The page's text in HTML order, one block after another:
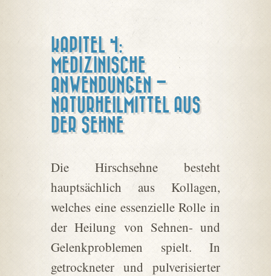
KAPITEL 4:
MEDIZINISCHE
ANWENDUNGEN –
NATURHEILMITTEL AUS
DER SEHNE
Die Hirschsehne besteht
hauptsächlich aus Kollagen,
welches eine essenzielle Rolle in
der Heilung von Sehnen- und
Gelenkproblemen spielt. In
getrockneter und pulverisierter